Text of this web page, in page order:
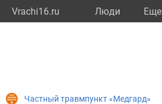
Vrachi16.ru Люди Eще
Частный травмпункт «Медгард»